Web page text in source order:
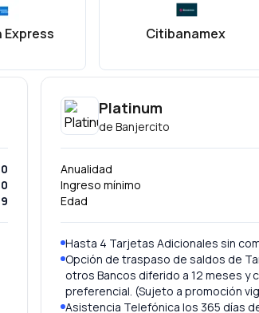
Express Citibanamex
Platinum
de Banjercito
Anualidad
Ingreso mínimo
Edad
Hasta 4 Tarjetas Adicionales sin
Opción de traspaso de saldos de
otros Bancos diferido a 12 meses y
preferencial. (Sujeto a promoción
Asistencia Telefónica los 365 días